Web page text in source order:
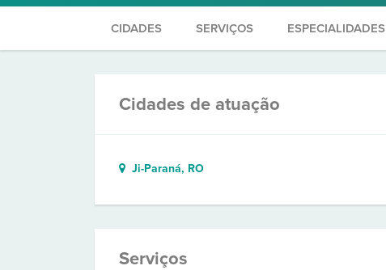
CIDADES SERVIÇOS ESPECIALIDADES
Cidades de atuação
Ji-Paraná, RO
Serviços